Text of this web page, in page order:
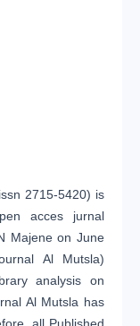
2715-5420) is
acces jurnal
Majene on June
Al Mutsla)
analysis on
Al Mutsla has